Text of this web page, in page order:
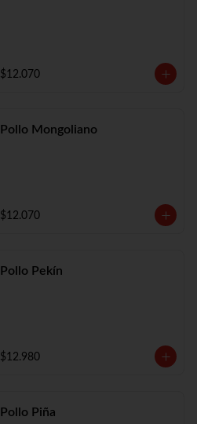
$12.070
Pollo Mongoliano
$12.070
Pollo Pekín
$12.980
Pollo Piña